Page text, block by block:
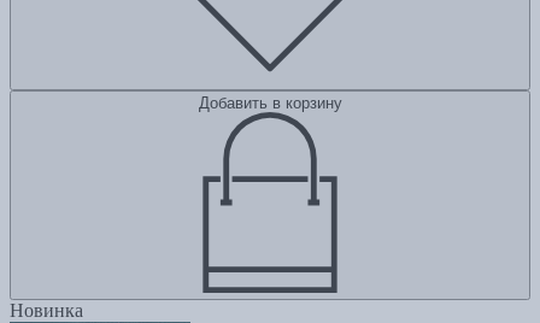
Добавить в корзину
Новинка